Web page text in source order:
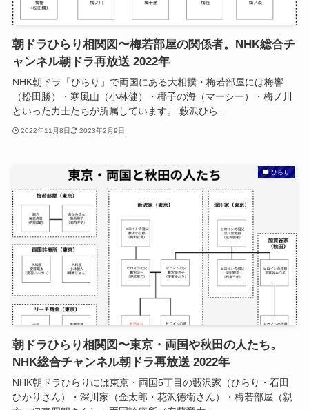
朝ドラひらり相関図〜梅若部屋の関係者。NHK総合チ
ャンネル朝ドラ再放送 2022年
NHK朝ドラ「ひらり」で両国にある大相撲・梅若部屋には梅響
（松田勝）・寒風山（小林健）・椰子の海（マーシー）・梅ノ川
といった力士たちが所属しています。 藪沢ひら...
2022年11月8日 2023年2月9日
ひらり
朝ドラひらり相関図〜東京・両国や秋田の人たち。
NHK総合チャンネル朝ドラ再放送 2022年
NHK朝ドラひらりには東京・両国5丁目の藪沢家（ひらり・石田
ひかりさん）・深川家（金太郎・花沢徳衛さん）・梅若部屋（親